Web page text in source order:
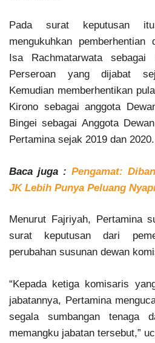
Pada surat keputusan
mengukuhkan pemberhentian
Isa Rachmatarwata sebagai
Perseroan yang dijabat
Kemudian memberhentikan
Kirono sebagai anggota
Bingei sebagai Anggota
Pertamina sejak 2019 dan 2020.
Baca juga : Pengamat:
JK Lebih Punya Peluang
Menurut Fajriyah, Pertamina
surat keputusan dari
perubahan susunan dewan
“Kepada ketiga komisaris
jabatannya, Pertamina
segala sumbangan tenaga
memangku jabatan tersebut,”